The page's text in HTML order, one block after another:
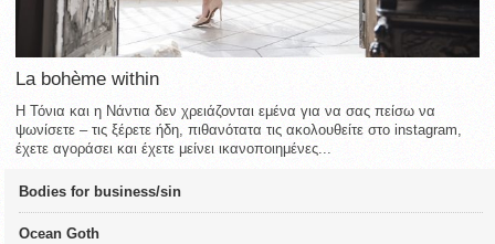
La bohème within
Η Τόνια και η Νάντια δεν χρειάζονται εμένα για να σας πείσω να
ψωνίσετε – τις ξέρετε ήδη, πιθανότατα τις ακολουθείτε στο instagram,
έχετε αγοράσει και έχετε μείνει ικανοποιημένες...
Bodies for business/sin
Ocean Goth